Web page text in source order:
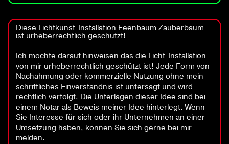
Diese Lichtkunst-Installation Feenbaum Zauberbaum
ist urheberrechtlich geschützt!
Ich möchte darauf hinweisen das die Licht-Installation
von mir urheberrechtlich geschützt ist! Jede Form von
Nachahmung oder kommerzielle Nutzung ohne mein
schriftliches Einverständnis ist untersagt und wird
rechtlich verfolgt. Die Unterlagen dieser Idee sind bei
einem Notar als Beweis meiner Idee hinterlegt. Wenn
Sie Interesse für sich oder ihr Unternehmen an einer
Umsetzung haben, können Sie sich gerne bei mir
melden.